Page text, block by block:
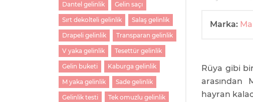
V Yaka
Dantel gelinlik Gelin saçı
Sırt dekolteli gelinlik Salaş gelinlik
Drapeli gelinlik Transparan gelinlik
V yaka gelinlik Tesettür gelinlik
Gelin buketi Kaburga gelinlik
M yaka gelinlik Sade gelinlik
Gelinlik testi Tek omuzlu gelinlik
Marka:
Rüya gibi
arasından
hayran